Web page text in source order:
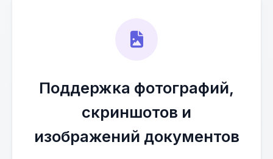
Поддержка фотографий,
скриншотов и
изображений документов